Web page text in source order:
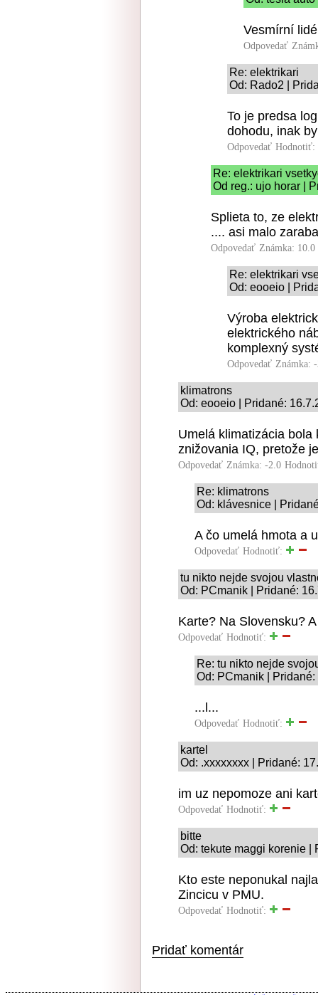
Vesmírní
Odpovedať
Re: elektrikari
Od: Rado2 |
To je predsa
dohodu, inak
Odpovedať Hodnotiť:
Re: elektrikari
Od reg.: ujo horar |
Splieta to, ze
.... asi malo
Odpovedať Známka: 10.0
Re: elektrikari
Od: eooeio |
Výroba
elektrického
komplexný
Odpovedať Známka:
klimatrons
Od: eooeio | Pridané:
Umelá klimatizácia
znižovania IQ, pretože
Odpovedať Známka: -2.0
Re: klimatrons
Od: klávesnice |
A čo umelá hmota a
Odpovedať Hodnotiť:
tu nikto nejde svojou
Od: PCmanik | Pridané:
Karte? Na Slovensku?
Odpovedať Hodnotiť:
Re: tu nikto nejde
Od: PCmanik |
...l...
Odpovedať Hodnotiť:
kartel
Od: .xxxxxxxx | Pridané:
im uz nepomoze ani
Odpovedať Hodnotiť:
bitte
Od: tekute maggi korenie |
Kto este neponukal
Zincicu v PMU.
Odpovedať Hodnotiť:
Pridať komentár